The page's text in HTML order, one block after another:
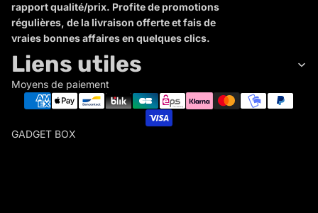
rapport qualité/prix. Profite de promotions
régulières, de la livraison offerte et fais de
vraies bonnes affaires en quelques clics.
Liens utiles
Moyens de paiement
GADGET BOX